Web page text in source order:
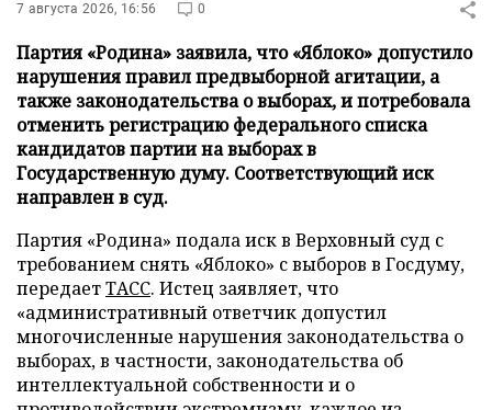
7 августа 2026, 16:56 0
Партия «Родина» заявила, что «Яблоко» допустило
нарушения правил предвыборной агитации, а
также законодательства о выборах, и потребовала
отменить регистрацию федерального списка
кандидатов партии на выборах в
Государственную думу. Соответствующий иск
направлен в суд.
Партия «Родина» подала иск в Верховный суд с
требованием снять «Яблоко» с выборов в Госдуму,
передаетТАСС. Истец заявляет, что
«административный ответчик допустил
многочисленные нарушения законодательства о
выборах, в частности, законодательства об
интеллектуальной собственности и о